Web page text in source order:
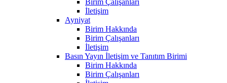
İletişim
Ayniyat
Birim Hakkında
Birim Çalışanları
İletişim
Basın Yayın İletişim ve Tanıtım Birimi
Birim Hakkında
Birim Çalışanları